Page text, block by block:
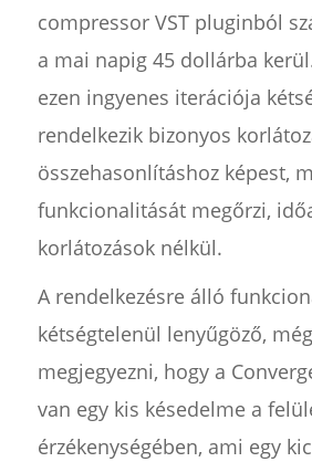
compressor VST pluginból
a mai napig 45 dollárba
ezen ingyenes iterációja
rendelkezik bizonyos
összehasonlításhoz képest,
funkcionalitását megőrzi,
korlátozások nélkül.
A rendelkezésre álló
kétségtelenül lenyűgöző,
megjegyezni, hogy a
van egy kis késedelme a
érzékenységében, ami egy